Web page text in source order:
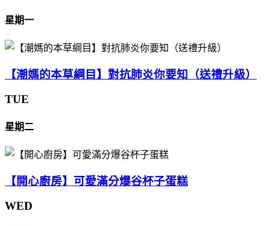
星期一
【潮媽的本草綱目】對抗肺炎你要知（送禮升級）
TUE
星期二
【開心廚房】可愛滿分爆谷杯子蛋糕
WED